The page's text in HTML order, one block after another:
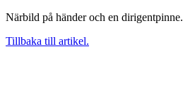
Närbild på händer och en dirigentpinne.
Tillbaka till artikel.